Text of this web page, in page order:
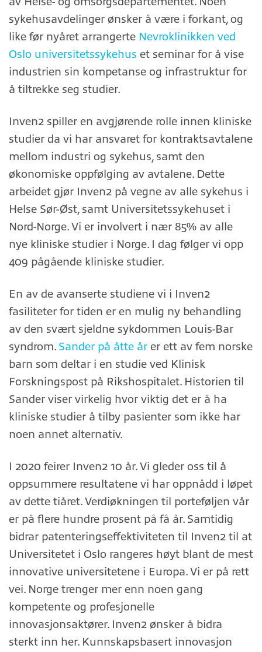
sykehusavdelinger ønsker å være i forkant, og
like før nyåret arrangerte Nevroklinikken ved
Oslo universitetssykehus et seminar for å vise
industrien sin kompetanse og infrastruktur for
å tiltrekke seg studier.
Inven2 spiller en avgjørende rolle innen kliniske
studier da vi har ansvaret for kontraktsavtalene
mellom industri og sykehus, samt den
økonomiske oppfølging av avtalene. Dette
arbeidet gjør Inven2 på vegne av alle sykehus i
Helse Sør-Øst, samt Universitetssykehuset i
Nord-Norge. Vi er involvert i nær 85% av alle
nye kliniske studier i Norge. I dag følger vi opp
409 pågående kliniske studier.
En av de avanserte studiene vi i Inven2
fasiliteter for tiden er en mulig ny behandling
av den svært sjeldne sykdommen Louis-Bar
syndrom. Sander på åtte år er ett av fem norske
barn som deltar i en studie ved Klinisk
Forskningspost på Rikshospitalet. Historien til
Sander viser virkelig hvor viktig det er å ha
kliniske studier å tilby pasienter som ikke har
noen annet alternativ.
I 2020 feirer Inven2 10 år. Vi gleder oss til å
oppsummere resultatene vi har oppnådd i løpet
av dette tiåret. Verdiøkningen til porteføljen vår
er på flere hundre prosent på få år. Samtidig
bidrar patenteringseffektiviteten til Inven2 til at
Universitetet i Oslo rangeres høyt blant de mest
innovative universitetene i Europa. Vi er på rett
vei. Norge trenger mer enn noen gang
kompetente og profesjonelle
innovasjonsaktører. Inven2 ønsker å bidra
sterkt inn her. Kunnskapsbasert innovasjon